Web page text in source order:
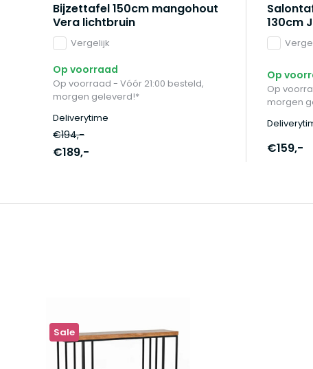
Bijzettafel 150cm mangohout
Vera lichtbruin
Vergelijk
Op voorraad
Op voorraad - Vóór 21:00 besteld,
morgen geleverd!*
Deliverytime
€194,-
€189,-
130cm
Op
Op
morgen
€159,-
Sale